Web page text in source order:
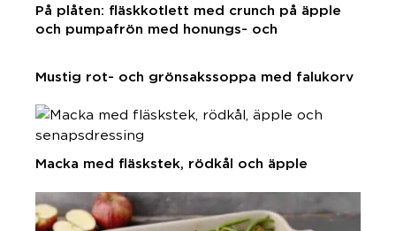
På plåten: fläskkotlett med crunch på äpple
och pumpafrön med honungs- och
Mustig rot- och grönsakssoppa med falukorv
Macka med fläskstek, rödkål och äpple